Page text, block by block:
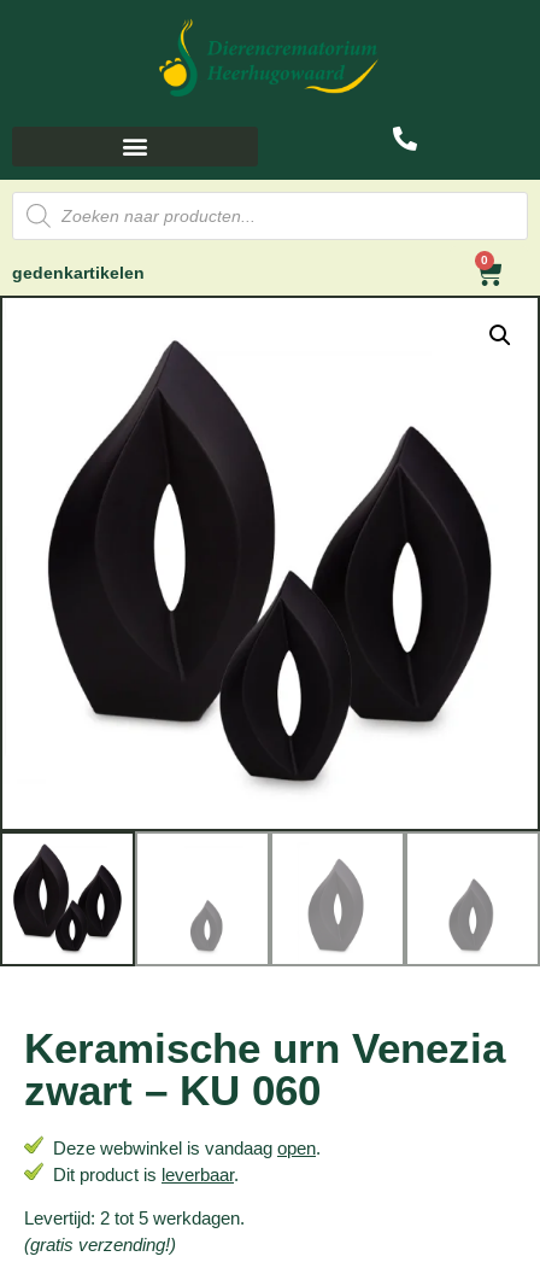
gedenkartikelen
0
Keramische urn Venezia
zwart – KU 060
Deze webwinkel is vandaag open.
Dit product is leverbaar.
Levertijd: 2 tot 5 werkdagen.
(gratis verzending!)